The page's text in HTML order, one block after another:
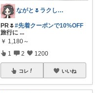
ながと🌷ラクしてときめく暮らし
PR🌷#先着クーポンで10%OFF
旅行に ...
￥ 1,180～
1 2 1200
コレ いいね